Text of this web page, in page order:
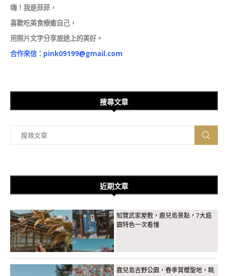
嗨！我是菲菲，
喜歡吃美食療癒自己，
用照片文字分享旅途上的美好。
合作來信： pink09199@gmail.com
搜尋文章
近期文章
知覽武家屋敷，鹿兒島景點，7大庭
園特色一次看懂
鹿兒島吉野公園，春季賞櫻聖地，眺